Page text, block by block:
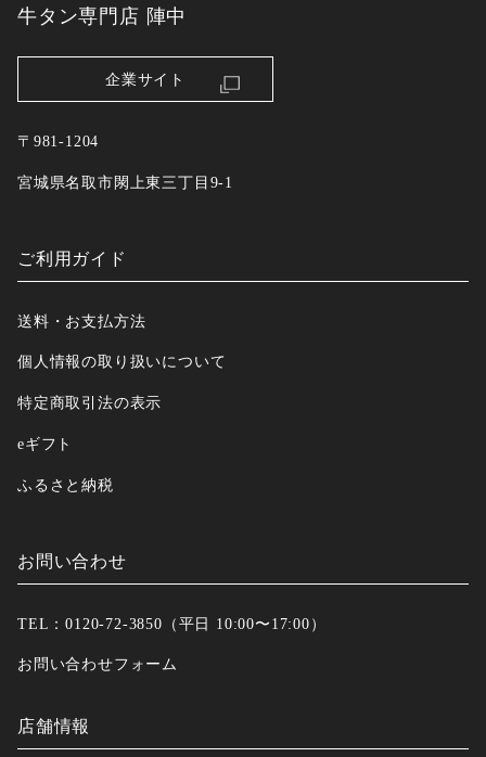
牛タン専門店 陣中
企業サイト
〒981-1204
宮城県名取市閖上東三丁目9-1
ご利用ガイド
送料・お支払方法
個人情報の取り扱いについて
特定商取引法の表示
eギフト
ふるさと納税
お問い合わせ
TEL：0120-72-3850（平日 10:00〜17:00）
お問い合わせフォーム
店舗情報